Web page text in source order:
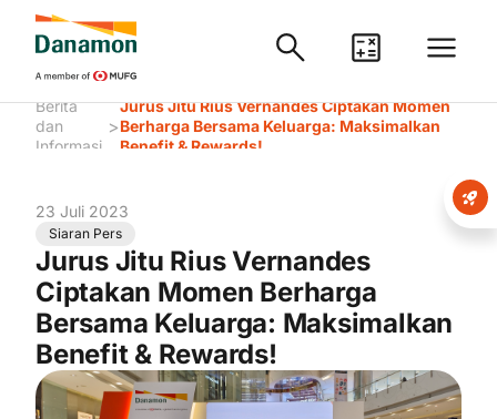
Berita
dan
Informasi
>
Jurus Jitu Rius Vernandes Ciptakan Momen
Berharga Bersama Keluarga: Maksimalkan
Benefit & Rewards!
23 Juli 2023
Siaran Pers
Jurus Jitu Rius Vernandes
Ciptakan Momen Berharga
Bersama Keluarga: Maksimalkan
Benefit & Rewards!